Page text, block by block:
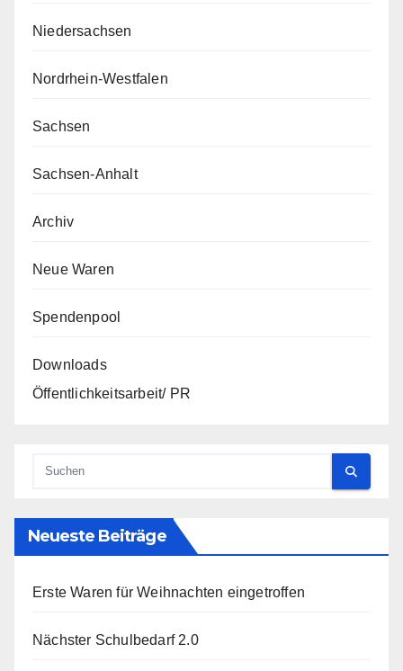
Niedersachsen
Nordrhein-Westfalen
Sachsen
Sachsen-Anhalt
Archiv
Neue Waren
Spendenpool
Downloads
Öffentlichkeitsarbeit/ PR
Neueste Beiträge
Erste Waren für Weihnachten eingetroffen
Nächster Schulbedarf 2.0